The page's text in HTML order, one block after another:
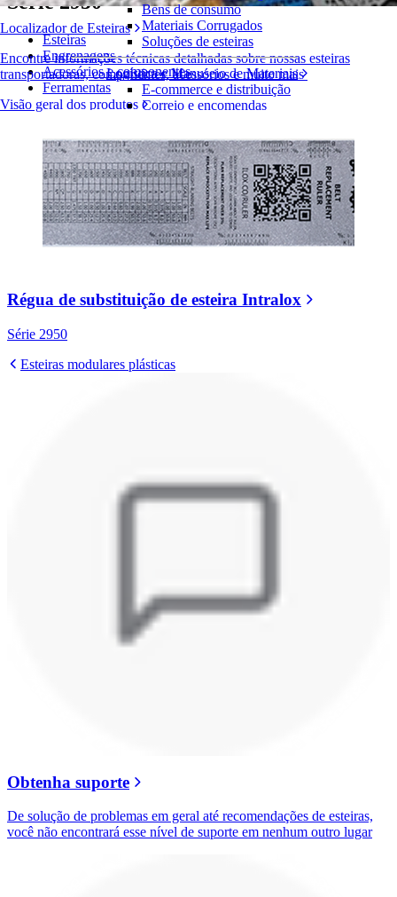
Localizador de Esteiras
Encontre informações técnicas detalhadas sobre nossas esteiras
transportadoras, componentes, acessórios e muito mais
Visão geral dos produtos
Bens de consumo
Materiais Corrugados
Soluções de esteiras
Logística e Manuseio de Materiais
E-commerce e distribuição
Correio e encomendas
Pneus
Automotivo
Baterias de VE
Industrial
Visão geral das indústrias
Esteiras
Engrenagens
Acessórios e componentes
Ferramentas
Régua de substituição de esteira Intralox
Série 2950
Esteiras modulares plásticas
Obtenha suporte
De solução de problemas em geral até recomendações de esteiras,
você não encontrará esse nível de suporte em nenhum outro lugar